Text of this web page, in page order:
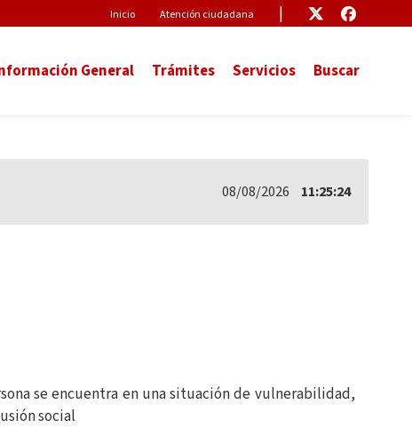
Pre-Header
Inicio Atención ciudadana EnlaceEnlace
General Trámites Servicios Buscar
08/08/2026 11:25:24
se encuentra en una situación de vulnerabilidad,
social